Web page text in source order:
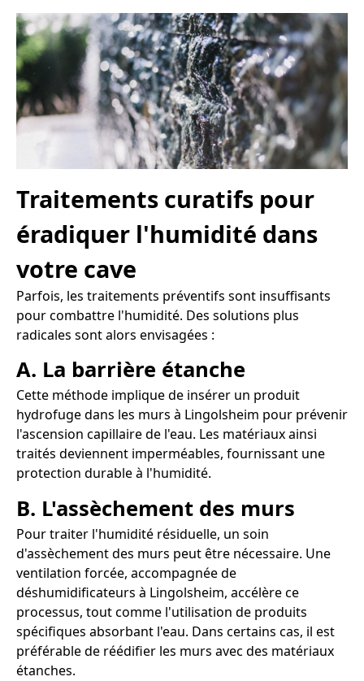
Traitements curatifs pour
éradiquer l'humidité dans
votre cave
Parfois, les traitements préventifs sont insuffisants
pour combattre l'humidité. Des solutions plus
radicales sont alors envisagées :
A. La barrière étanche
Cette méthode implique de insérer un produit
hydrofuge dans les murs à Lingolsheim pour prévenir
l'ascension capillaire de l'eau. Les matériaux ainsi
traités deviennent imperméables, fournissant une
protection durable à l'humidité.
B. L'assèchement des murs
Pour traiter l'humidité résiduelle, un soin
d'assèchement des murs peut être nécessaire. Une
ventilation forcée, accompagnée de
déshumidificateurs à Lingolsheim, accélère ce
processus, tout comme l'utilisation de produits
spécifiques absorbant l'eau. Dans certains cas, il est
préférable de réédifier les murs avec des matériaux
étanches.